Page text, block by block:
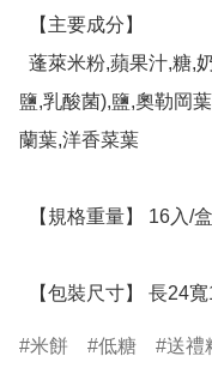
鹽,乳酸菌),鹽,奧勒岡
蘭葉,洋香菜葉
【包裝尺寸】 長24
米餅 低糖 送禮